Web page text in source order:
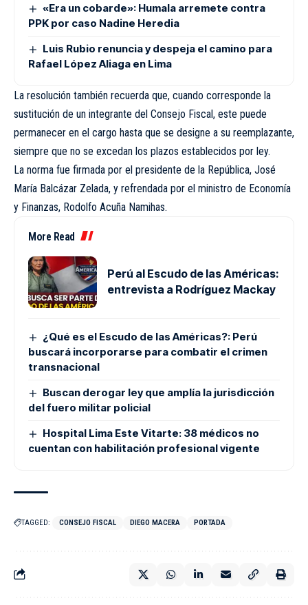
«Era un cobarde»: Humala arremete contra
PPK por caso Nadine Heredia
Luis Rubio renuncia y despeja el camino para
Rafael López Aliaga en Lima
La resolución también recuerda que, cuando corresponde la
sustitución de un integrante del Consejo Fiscal, este puede
permanecer en el cargo hasta que se designe a su reemplazante,
siempre que no se excedan los plazos establecidos por ley.
La norma fue firmada por el presidente de la República, José
María Balcázar Zelada, y refrendada por el ministro de Economía
y Finanzas, Rodolfo Acuña Namihas.
More Read
Perú al Escudo de las Américas:
entrevista a Rodríguez Mackay
¿Qué es el Escudo de las Américas?: Perú
buscará incorporarse para combatir el crimen
transnacional
Buscan derogar ley que amplía la jurisdicción
del fuero militar policial
Hospital Lima Este Vitarte: 38 médicos no
cuentan con habilitación profesional vigente
TAGGED: CONSEJO FISCAL DIEGO MACERA PORTADA